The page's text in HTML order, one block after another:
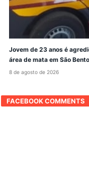
Jovem de 23 anos é
área de mata em São
8 de agosto de 2026
FACEBOOK COMMENTS